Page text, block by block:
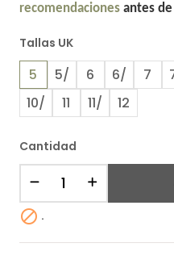
recomendacionesantes de
Tallas UK
5 5/ 6 6/ 7
10/
11 11/ 12
Cantidad
 .